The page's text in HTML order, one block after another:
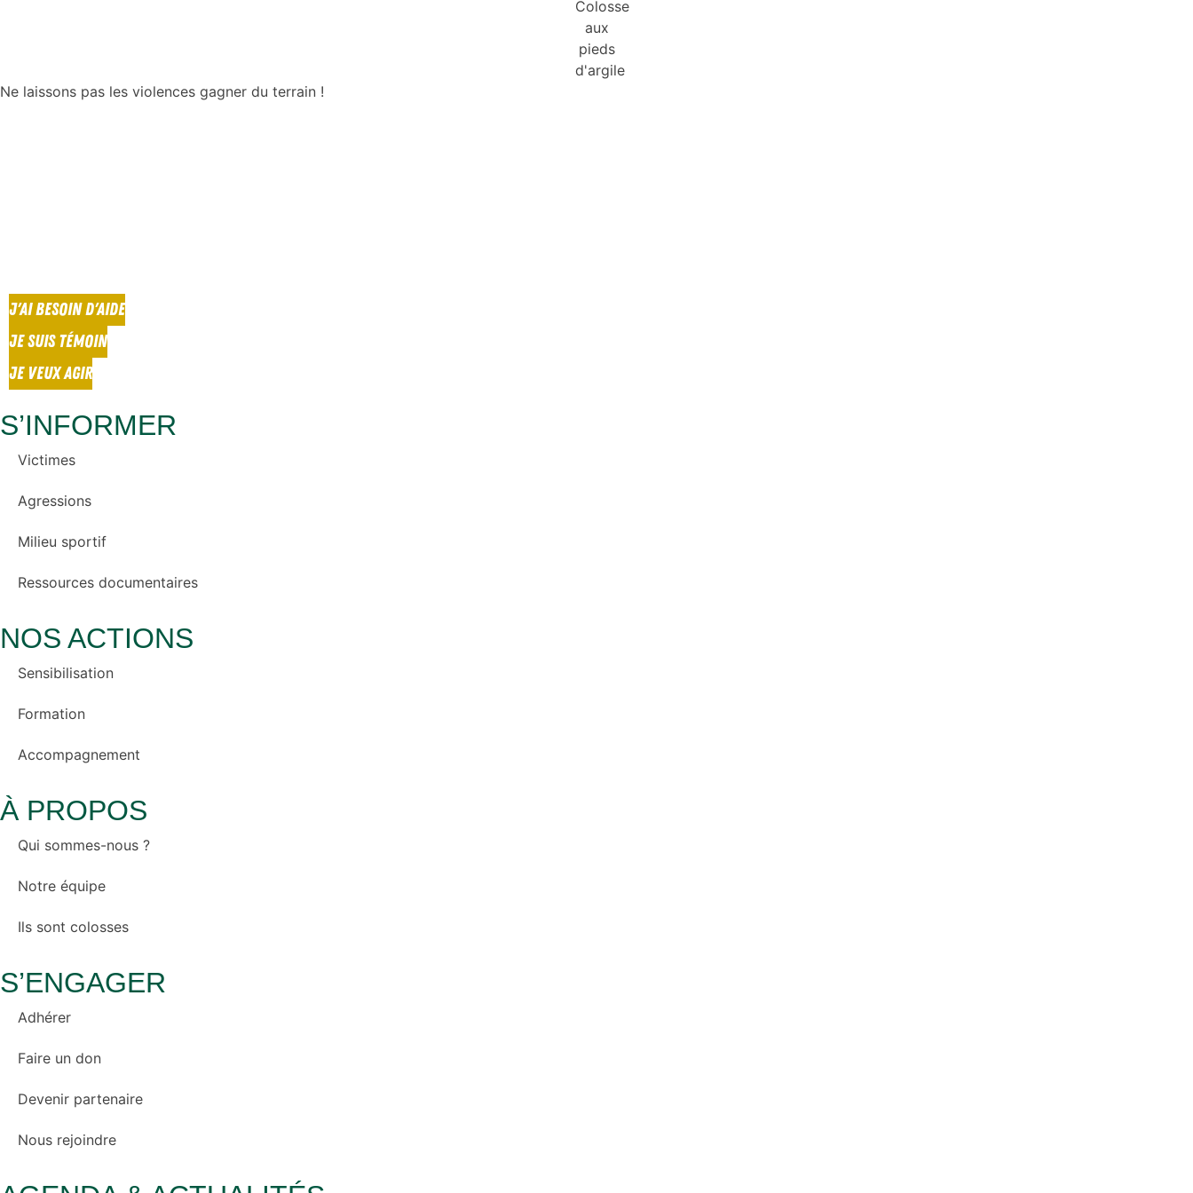
Ne laissons pas les violences gagner du terrain !
J'AI BESOIN D'AIDE
JE SUIS TÉMOIN
JE VEUX AGIR
S’INFORMER
Victimes
Agressions
Milieu sportif
Ressources documentaires
NOS ACTIONS
Sensibilisation
Formation
Accompagnement
À PROPOS
Qui sommes-nous ?
Notre équipe
Ils sont colosses
S’ENGAGER
Adhérer
Faire un don
Devenir partenaire
Nous rejoindre